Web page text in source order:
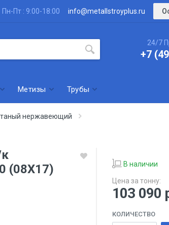
Пн-Пт : 9:00-18:00 info@metallstroyplus.ru
24/7
+7
Метизы Трубы
нержавеющий
(08Х17)
В наличии
Цена за тонну:
103 090
КОЛИЧЕСТВО